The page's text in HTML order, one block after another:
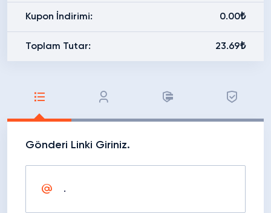
Kupon İndirimi: 0.00₺
Toplam Tutar: 23.69₺
Gönderi Linki Giriniz.